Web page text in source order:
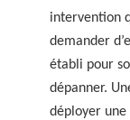
intervention
demander
établi pour
dépanner.
déployer